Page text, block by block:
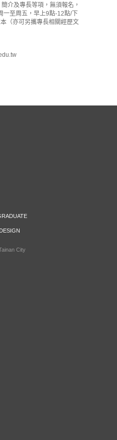
介及專長等項，無須報名，
一至周五，早上9點-12點/下
（亦可另攜專長相關經歷文
City